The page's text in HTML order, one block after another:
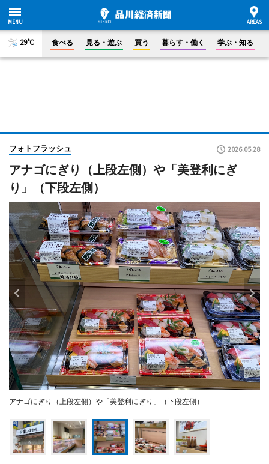
29°C 食べる 見る・遊ぶ 買う 暮らす・働く 学ぶ・知る
フォトフラッシュ 2026.05.28
アナゴにぎり（上段左側）や「美登利にぎ
り」（下段左側）
アナゴにぎり（上段左側）や「美登利にぎり」（下段左側）